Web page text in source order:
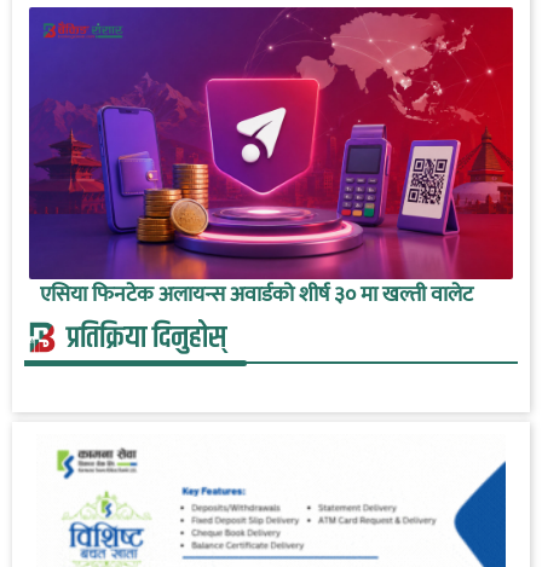
एसिया फिनटेक अलायन्स अवार्डको शीर्ष ३० मा खल्ती वालेट
प्रतिक्रिया दिनुहोस्